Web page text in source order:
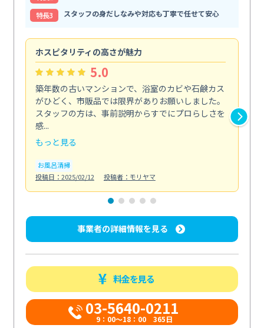
特⻑3
スタッフの身だしなみや対応も丁寧で任せて安心
ホスピタリティの高さが魅力
5.0
築年数の古いマンションで、浴室のカビや石鹸カス
がひどく、市販品では限界がありお願いしました。
スタッフの方は、事前説明からすでにプロらしさを
感...
もっと見る
お風呂清掃
投稿日：2025/02/12
投稿者：モリヤマ
事業者の詳細情報を見る
料金を見る
03-5640-0211
9：00～18：00 365日